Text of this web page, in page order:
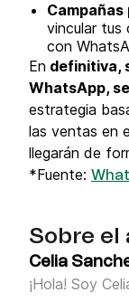
vincular tus
con
En definitiva,
WhatsApp,
estrategia
las ventas en
llegarán de
*Fuente:
Sobre el
Celia
¡Hola! Soy